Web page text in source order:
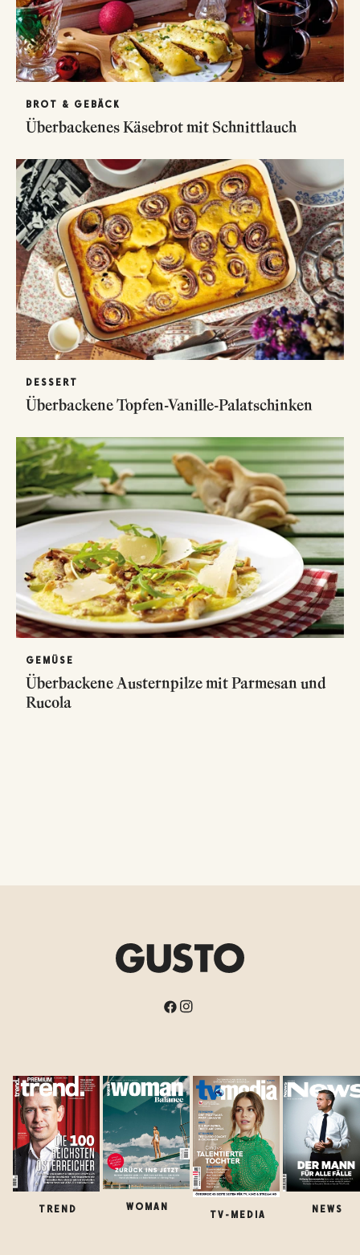
BROT & GEBÄCK
Überbackenes Käsebrot mit Schnittlauch
DESSERT
Überbackene Topfen-Vanille-Palatschinken
GEMÜSE
Überbackene Austernpilze mit Parmesan und
Rucola
TREND WOMAN
TV-MEDIA
NEWS